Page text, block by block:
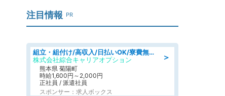
注目情報 PR
＞
組立・組付け/高収入/日払いOK/寮費無料/交替制/20・30・40代活躍中
株式会社綜合キャリアオプション
熊本県 菊陽町
時給1,600円～2,000円
正社員 / 派遣社員
スポンサー：求人ボックス